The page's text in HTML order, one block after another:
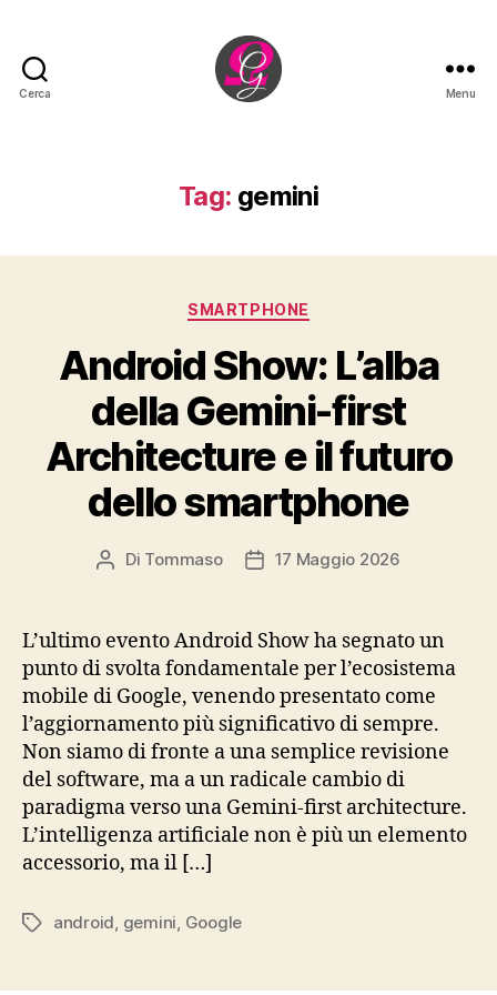
Cerca Menu
Tag: gemini
Categorie
SMARTPHONE
Android Show: L’alba
della Gemini-first
Architecture e il futuro
dello smartphone
Autore
Di Tommaso
Data17 Maggio 2026
L’ultimo evento Android Show ha segnato un
punto di svolta fondamentale per l’ecosistema
mobile di Google, venendo presentato come
l’aggiornamento più significativo di sempre.
Non siamo di fronte a una semplice revisione
del software, ma a un radicale cambio di
paradigma verso una Gemini-first architecture.
L’intelligenza artificiale non è più un elemento
accessorio, ma il […]
Tag android gemini Google